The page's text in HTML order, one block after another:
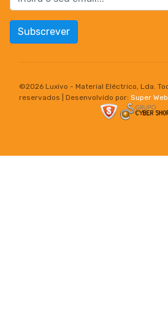
Subscrever
©2026 Luxivo - Material Eléctrico, Lda.
reservados | Desenvolvido por: Super